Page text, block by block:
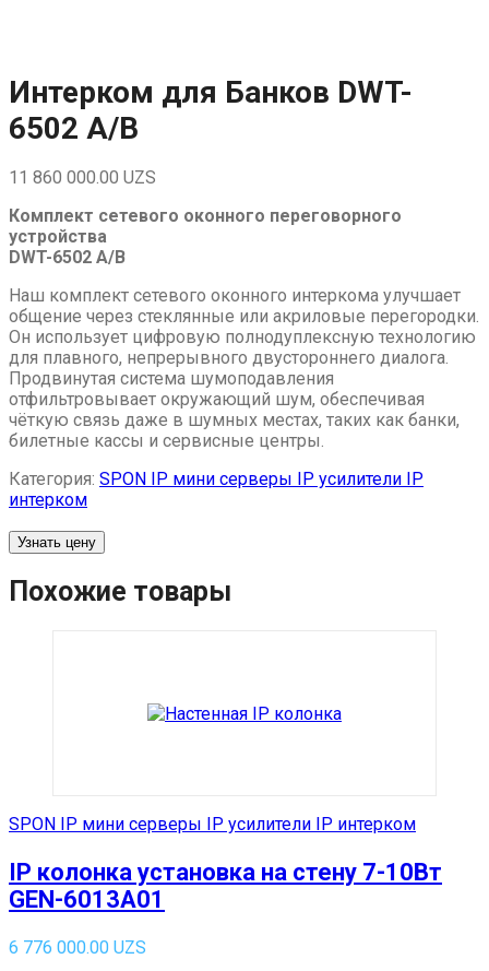
content
Интерком для Банков DWT-
6502 A/B
11 860 000.00 UZS
Комплект сетевого оконного переговорного
устройства
DWT-6502 A/B
Наш комплект сетевого оконного интеркома улучшает
общение через стеклянные или акриловые перегородки.
Он использует цифровую полнодуплексную технологию
для плавного, непрерывного двустороннего диалога.
Продвинутая система шумоподавления
отфильтровывает окружающий шум, обеспечивая
чёткую связь даже в шумных местах, таких как банки,
билетные кассы и сервисные центры.
Категория: SPON IP мини серверы IP усилители IP
интерком
Узнать цену
Похожие товары
SPON IP мини серверы IP усилители IP интерком
IP колонка установка на стену 7-10Вт
GEN-6013A01
6 776 000.00 UZS